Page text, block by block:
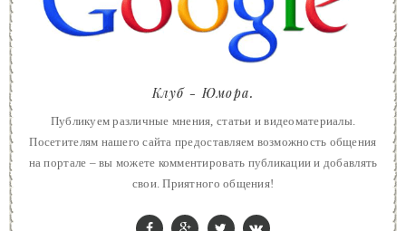
Клуб - Юмора.
Публикуем различные мнения, статьи и видеоматериалы.
Посетителям нашего сайта предоставляем возможность общения
на портале – вы можете комментировать публикации и добавлять
свои. Приятного общения!